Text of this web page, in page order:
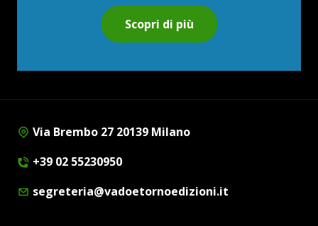
Scopri di più
Via Brembo 27 20139 Milano
+39 02 55230950
segreteria@vadoetornoedizioni.it